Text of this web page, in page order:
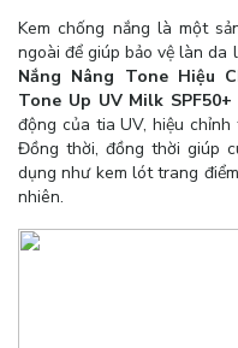
Kem chống nắng là một
ngoài để giúp bảo vệ làn da
Nắng Nâng Tone Hiệu
Tone Up UV Milk SPF50+
động của tia UV, hiệu
Đồng thời, đồng thời giúp
dụng như kem lót trang
nhiên.